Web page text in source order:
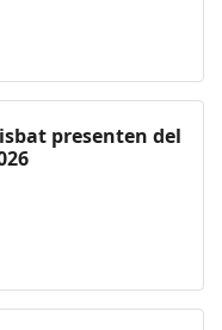
presenten del